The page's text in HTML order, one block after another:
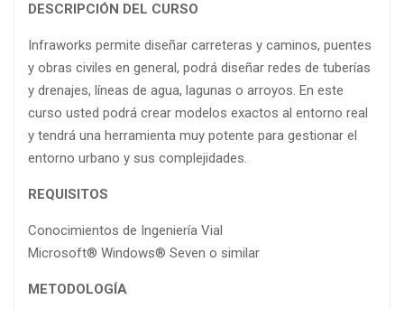
DESCRIPCIÓN DEL CURSO
Infraworks permite diseñar carreteras y caminos, puentes
y obras civiles en general, podrá diseñar redes de tuberías
y drenajes, líneas de agua, lagunas o arroyos. En este
curso usted podrá crear modelos exactos al entorno real
y tendrá una herramienta muy potente para gestionar el
entorno urbano y sus complejidades.
REQUISITOS
Conocimientos de Ingeniería Vial
Microsoft® Windows® Seven o similar
METODOLOGÍA